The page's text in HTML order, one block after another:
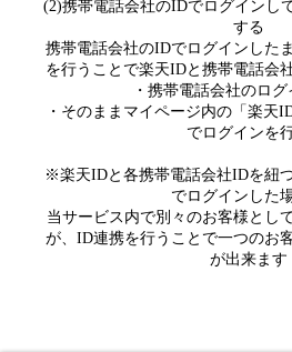
(2)携帯電話会社のIDでログインし
する
携帯電話会社のIDでログインした
を行うことで楽天IDと携帯電話会
・携帯電話会社のログ
・そのままマイページ内の「楽天
でログインを
※楽天IDと各携帯電話会社IDを紐
でログインした場
当サービス内で別々のお客様とし
が、ID連携を行うことで一つのお
が出来ます